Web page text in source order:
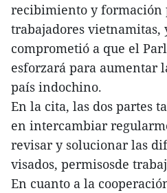
recibimiento y formación
trabajadores vietnamitas,
comprometió a que el
esforzará para aumentar
país indochino.
En la cita, las dos partes
en intercambiar
revisar y solucionar las
visados, permisosde
En cuanto a la